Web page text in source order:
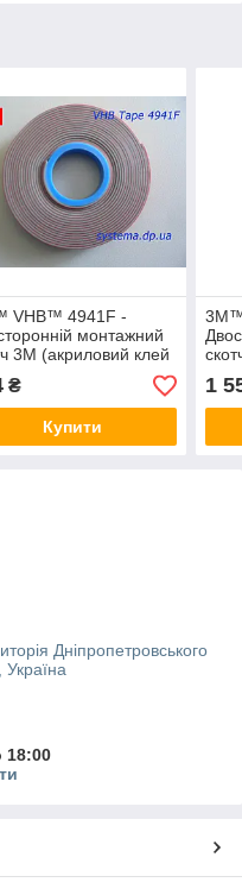
VHB™ 4941F -
монтажний
3M (акриловий клей
6,0х1,1 мм,
3 м
₴
Купити
в
1
Дніпропетровського
Україна
18:00